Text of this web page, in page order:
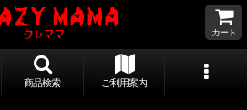
カート
商品検索 ご利用案内